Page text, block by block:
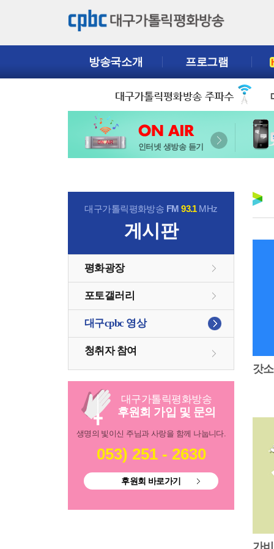
방송국소개 프로그램
인터넷 생방송 듣기
대구가톨릭평화방송 FM93.1MHz
게시판
평화광장
포토갤러리
대구cpbc 영상
청취자 참여
대구가톨릭평화방송
후원회 가입 및 문의
생명의 빛이신 주님과 사랑을 함께 나눕니다.
053) 251 - 2630
후원회 바로가기
갓